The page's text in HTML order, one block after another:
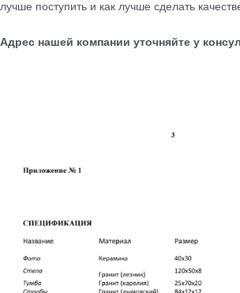
лучше поступить и как лучше сделать
Адрес нашей компании уточняйте у